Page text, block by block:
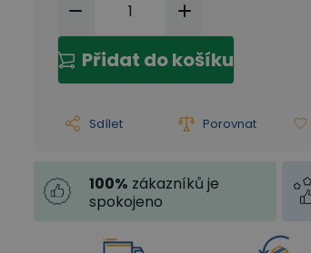
Přidat do košíku
Sdílet Porovnat
100% zákazníků je
spokojeno